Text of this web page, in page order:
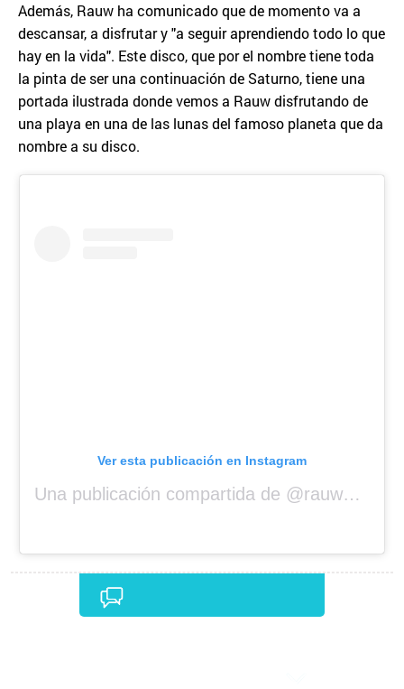
Además, Rauw ha comunicado que de momento va a
descansar, a disfrutar y "a seguir aprendiendo todo lo que
hay en la vida". Este disco, que por el nombre tiene toda
la pinta de ser una continuación de Saturno, tiene una
portada ilustrada donde vemos a Rauw disfrutando de
una playa en una de las lunas del famoso planeta que da
nombre a su disco.
Ver esta publicación en Instagram
Una publicación compartida de @rauwalejandro